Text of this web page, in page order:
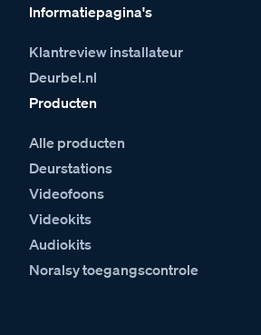
Informatiepagina's
Klantreview installateur
Deurbel.nl
Producten
Alle producten
Deurstations
Videofoons
Videokits
Audiokits
Noralsy toegangscontrole